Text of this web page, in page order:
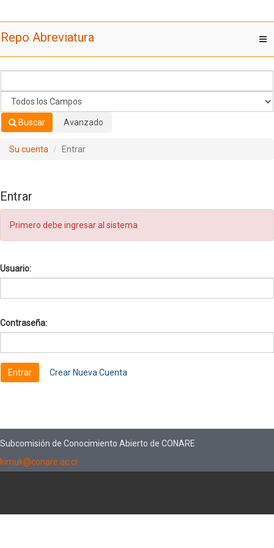
Repo Abreviatura
Buscar Avanzado
Su cuenta Entrar
Entrar
Primero debe ingresar al sistema
Usuario:
Contraseña:
Crear Nueva Cuenta
Subcomisión de Conocimiento Abierto de CONARE
kimuk@conare.ac.cr